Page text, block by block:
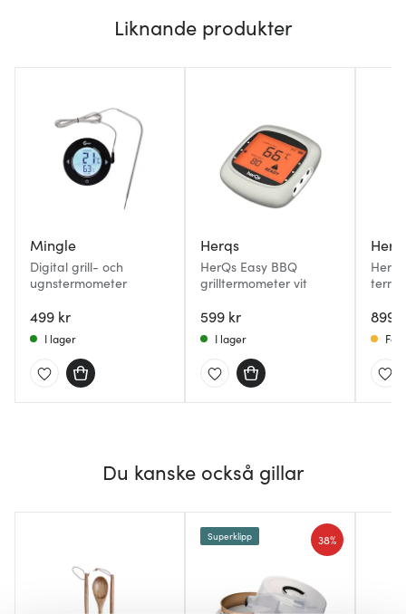
Liknande produkter
Mingle
Digital grill- och
ugnstermometer
499 kr
I lager
Herqs
HerQs Easy BBQ
grilltermometer vit
599 kr
I lager
899
Få
Du kanske också gillar
38%
Superklipp